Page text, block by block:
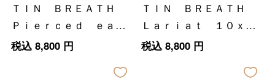
ＴＩＮ ＢＲＥＡＴＨ
Ｐｉｅｒｃｅｄ ｅａｒ
ｒｉｎｇ Ｈ １０ｘ５
税込 8,800円
ＴＩＮ ＢＲＥＡＴＨ
Ｌａｒｉａｔ １０ｘ１
０ｘ８２０ｍｍ Ｓｉｌ
税込 8,800円